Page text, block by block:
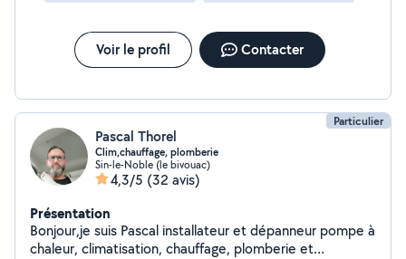
Voir le profil Contacter
Particulier
Pascal Thorel
Clim,chauffage, plomberie
Sin-le-Noble (le bivouac)
4,3/5 (32 avis)
Présentation
Bonjour,je suis Pascal installateur et dépanneur pompe à
chaleur, climatisation, chauffage, plomberie et